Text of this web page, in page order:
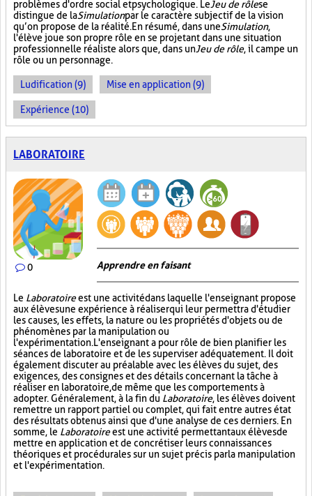
problèmes d'ordre social et psychologique. LeJeu de rôlese
distingue de laSimulationpar le caractère subjectif de la vision
qu’on propose de la réalité. En résumé, dans uneSimulation,
l'élève joue son propre rôle en se projetant dans une situation
professionnelle réaliste alors que, dans unJeu de rôle, il campe un
rôle ou un personnage.
Ludification (9) Mise en application (9)
Expérience (10)
LABORATOIRE
0 Apprendre en faisant
Le Laboratoireest une activité dans laquelle l'enseignant propose
aux élèves une expérience à réaliser qui leur permettra d'étudier
les causes, les effets, la nature ou les propriétés d'objets ou de
phénomènes par la manipulation ou
l'expérimentation. L'enseignant a pour rôle de bien planifier les
séances de laboratoire et de les superviser adéquatement. Il doit
également discuter au préalable avec les élèves du sujet, des
exigences, des consignes et des détails concernant la tâche à
réaliser en laboratoire, de même que les comportements à
adopter. Généralement, à la fin du Laboratoire, les élèves doivent
remettre un rapport partiel ou complet, qui fait entre autres état
des résultats obtenus ainsi que d'une analyse de ces derniers. En
somme, le Laboratoireest une activité permettant aux élèves de
mettre en application et de concrétiser leurs connaissances
théoriques et procédurales sur un sujet précis par la manipulation
et l'expérimentation.